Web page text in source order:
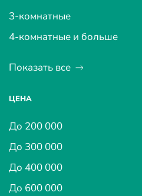
3-комнатные
4-комнатные и больше
Показать все
ЦЕНА
До 200 000
До 300 000
До 400 000
До 600 000